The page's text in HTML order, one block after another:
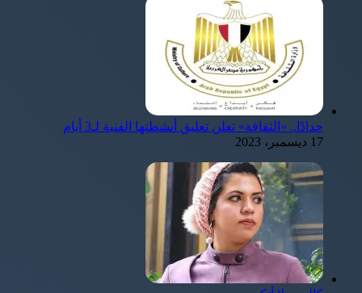
حدادًا.. «الثقافة» تعلن تعليق أنشطتها الفنية لـ3 أيام
17 ديسمبر، 2023